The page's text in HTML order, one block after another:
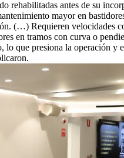
rehabilitadas antes de su
mayor en
(…) Requieren velocidades
en tramos con curva o
lo que presiona la operación y